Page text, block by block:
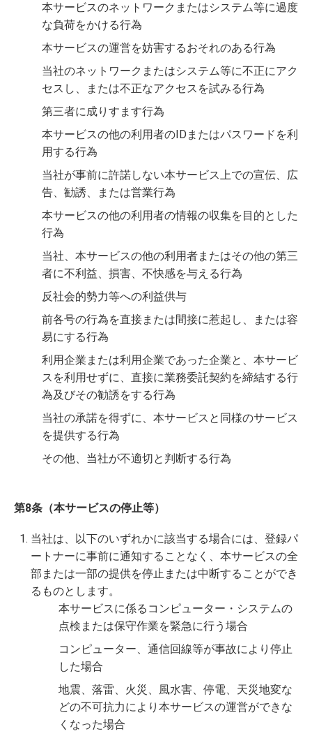
本サービスのネットワークまたはシステム等に過度
な負荷をかける行為
本サービスの運営を妨害するおそれのある行為
当社のネットワークまたはシステム等に不正にアク
セスし、または不正なアクセスを試みる行為
第三者に成りすます行為
本サービスの他の利用者のIDまたはパスワードを利
用する行為
当社が事前に許諾しない本サービス上での宣伝、広
告、勧誘、または営業行為
本サービスの他の利用者の情報の収集を目的とした
行為
当社、本サービスの他の利用者またはその他の第三
者に不利益、損害、不快感を与える行為
反社会的勢力等への利益供与
前各号の行為を直接または間接に惹起し、または容
易にする行為
利用企業または利用企業であった企業と、本サービ
スを利用せずに、直接に業務委託契約を締結する行
為及びその勧誘をする行為
当社の承諾を得ずに、本サービスと同様のサービス
を提供する行為
その他、当社が不適切と判断する行為
第8条（本サービスの停止等）
当社は、以下のいずれかに該当する場合には、登録パ
ートナーに事前に通知することなく、本サービスの全
部または一部の提供を停止または中断することができ
るものとします。
本サービスに係るコンピューター・システムの
点検または保守作業を緊急に行う場合
コンピューター、通信回線等が事故により停止
した場合
地震、落雷、火災、風水害、停電、天災地変な
どの不可抗力により本サービスの運営ができな
くなった場合